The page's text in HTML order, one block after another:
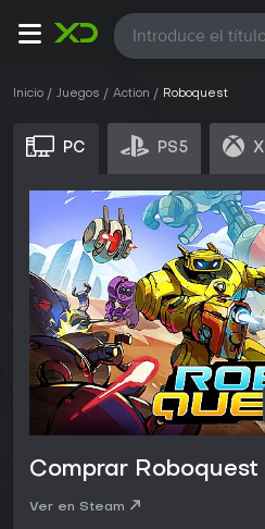
Todas
Inicio Juegos Action Roboquest
PC PS5
Comprar Roboquest
Ver en Steam